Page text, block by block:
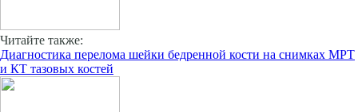
Читайте также:
Диагностика перелома шейки бедренной кости на снимках МРТ
и КТ тазовых костей